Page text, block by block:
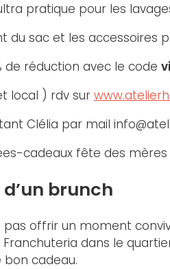
pratique pour les
du sac et les accessoires
de réduction avec le code
local ) rdv sur
Clélia par mail
brunch
offrir un moment
dans le
cadeau.